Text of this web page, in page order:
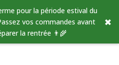
pour la période estival du
vos commandes avant
la rentrée 👨‍🌾
✖